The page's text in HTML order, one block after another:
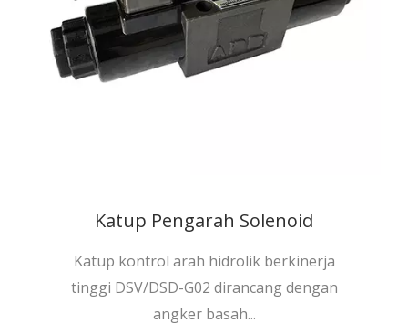
Katup Pengarah Solenoid
Katup kontrol arah hidrolik berkinerja
tinggi DSV/DSD-G02 dirancang dengan
angker basah...